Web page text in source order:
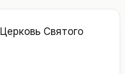
Церковь Святого